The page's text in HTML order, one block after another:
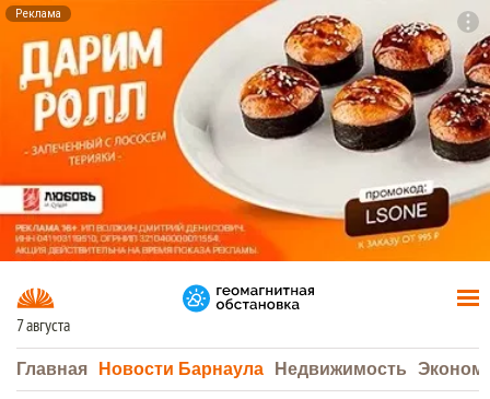
Реклама
7 августа
Главная Новости Барнаула Недвижимость